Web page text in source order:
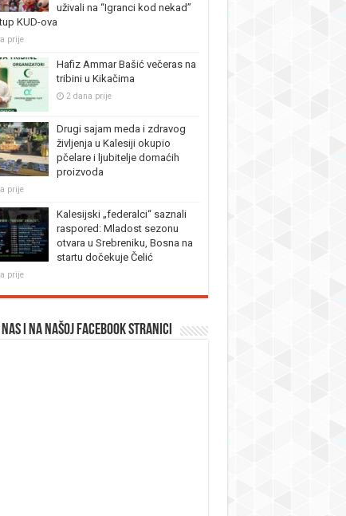
uživali na “Igranci kod nekad”
KUD-ova
prije
Hafiz Ammar Bašić večeras na
tribini u Kikačima
2 dana prije
Drugi sajam meda i zdravog
življenja u Kalesiji okupio
pčelare i ljubitelje domaćih
proizvoda
prije
Kalesijski „federalci“ saznali
raspored: Mladost sezonu
otvara u Srebreniku, Bosna na
startu dočekuje Čelić
prije
i na našoj facebook stranici